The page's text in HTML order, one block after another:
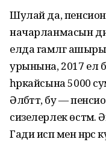
Шулай да,
начарланмасын
елда гамәлгә
урынына, 2017
һәркайсына 5000
Әлбәттә, бу —
сизелерлек өстәмә.
Гади исәп менә нәрсә